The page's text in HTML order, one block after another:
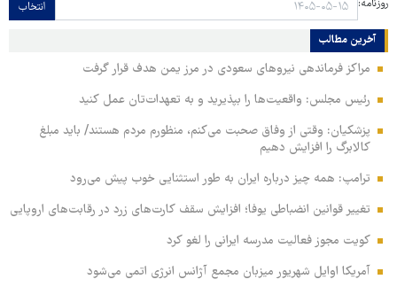
روزنامه: انتخاب
آخرین مطالب
مراکز فرماندهی نیروهای سعودی در مرز یمن هدف قرار گرفت
رئیس مجلس: واقعیت‌ها را بپذیرید و به تعهدات‌تان عمل کنید
پزشکیان: وقتی از وفاق صحبت می‌کنم، منظورم مردم هستند/ باید مبلغ
کالابرگ را افزایش دهیم
ترامپ: همه چیز درباره ایران به طور استثنایی خوب پیش می‌رود
تغییر قوانین انضباطی یوفا؛ افزایش سقف کارت‌های زرد در رقابت‌های اروپایی
کویت مجوز فعالیت مدرسه ایرانی را لغو کرد
آمریکا اوایل شهریور میزبان مجمع آژانس انرژی اتمی می‌شود